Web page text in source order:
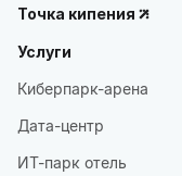
Точка кипения
Услуги
Киберпарк-арена
Дата-центр
ИТ-парк отель